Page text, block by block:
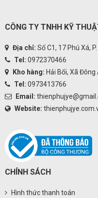
CÔNG TY TNHH KỸ
Địa chỉ: Số C1, 17 Phú Xá,
Tel: 0972370466
Kho hàng: Hải Bối, Xã Đông
Tel: 0973413766
Email:
Website:
CHÍNH SÁCH
Hình thức thanh toán